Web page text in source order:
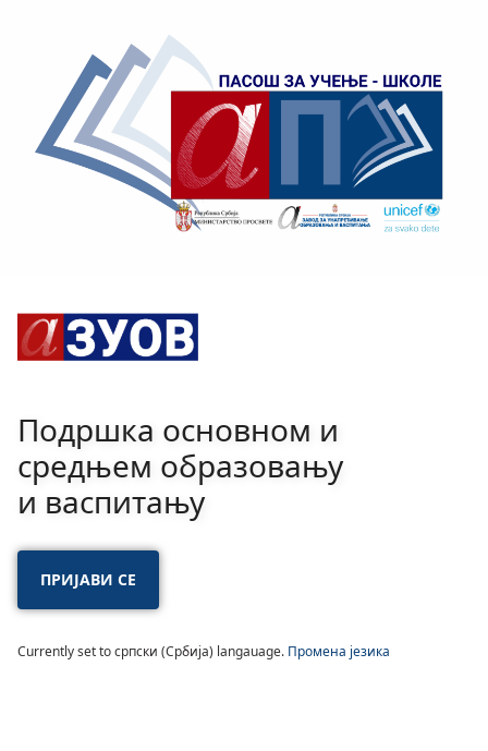
Подршка основном и
средњем образовању
и васпитању
ПРИЈАВИ СЕ
Currently set to српски (Србија) langauage. Промена језика